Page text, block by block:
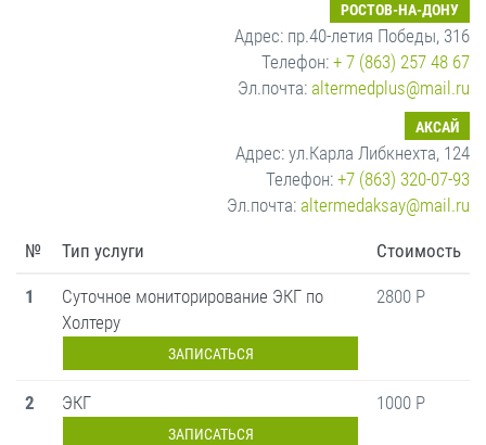
РОСТОВ-НА-ДОНУ
Адрес: пр.40-летия Победы, 316
Телефон: + 7 (863) 257 48 67
Эл.почта: altermedplus@mail.ru
АКСАЙ
Адрес: ул.Карла Либкнехта, 124
Телефон: +7 (863) 320-07-93
Эл.почта: altermedaksay@mail.ru
№ Тип услуги Стоимость
1
Суточное мониторирование ЭКГ по
Холтеру
ЗАПИСАТЬСЯ
2800 Р
2 ЭКГ
ЗАПИСАТЬСЯ
1000 Р